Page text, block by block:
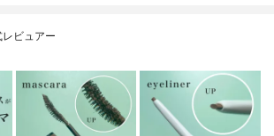
ビュアー